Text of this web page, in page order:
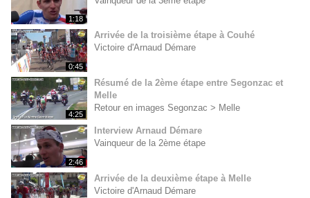
1:18
0:45
Arrivée de la troisième étape à Couhé
Victoire d'Arnaud Démare
4:25
Résumé de la 2ème étape entre Segonzac et
Melle
Retour en images Segonzac > Melle
2:46
Interview Arnaud Démare
Vainqueur de la 2ème étape
Arrivée de la deuxième étape à Melle
Victoire d'Arnaud Démare